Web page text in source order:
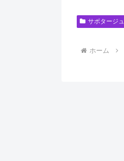
サボタージュ
ホーム